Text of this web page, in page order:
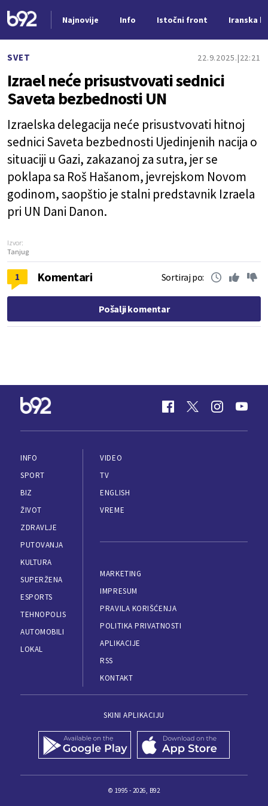
Najnovije Info Istočni front Iranska
SVET 22.9.2025. 22:21
Izrael neće prisustvovati sednici
Saveta bezbednosti UN
Izraelska delegacija neće prisustvovati hitnoj
sednici Saveta bezbednosti Ujedinjenih nacija o
situaciji u Gazi, zakazanoj za sutra, jer se
poklapa sa Roš Hašanom, jevrejskom Novom
godinom, saopštio je stalni predstavnik Izraela
pri UN Dani Danon.
Izvor:
Tanjug
1 Komentari Sortiraj po:
Pošalji komentar
INFO
SPORT
BIZ
ŽIVOT
ZDRAVLJE
PUTOVANJA
KULTURA
SUPERŽENA
ESPORTS
TEHNOPOLIS
AUTOMOBILI
LOKAL
VIDEO
TV
ENGLISH
VREME
MARKETING
IMPRESUM
PRAVILA KORIŠĆENJA
POLITIKA PRIVATNOSTI
APLIKACIJE
RSS
KONTAKT
SKINI APLIKACIJU
© 1995 - 2026, B92